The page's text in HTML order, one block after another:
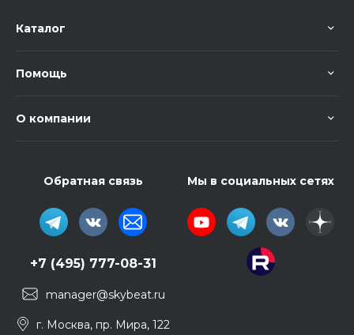
Каталог
Помощь
О компании
Обратная связь
+7 (495) 777-08-31
manager@skybeat.ru
г. Москва, пр. Мира, 122
Мы в социальных сетях